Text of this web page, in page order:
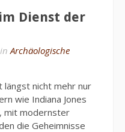
Dienst der
inArchäologische
längst nicht mehr nur
wie Indiana Jones
mit modernster
die Geheimnisse